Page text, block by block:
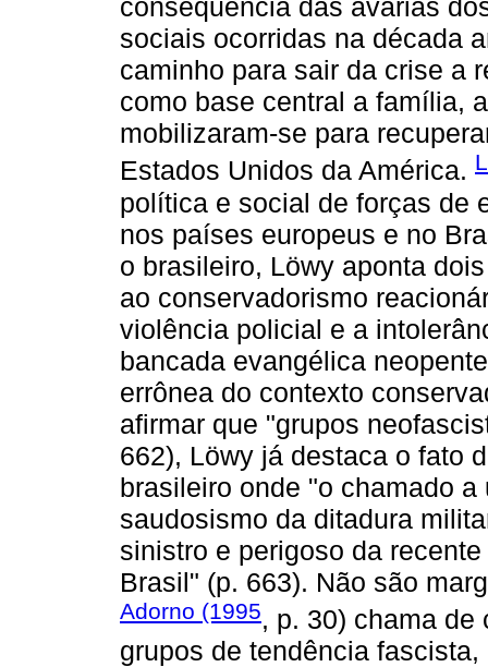
consequência das avarias
sociais ocorridas na década
caminho para sair da crise a
como base central a família,
mobilizaram-se para
Estados Unidos da América.
política e social de forças de
nos países europeus e no
o brasileiro, Löwy aponta
ao conservadorismo
violência policial e a
bancada evangélica
errônea do contexto
afirmar que "grupos
662), Löwy já destaca o fato
brasileiro onde "o chamado
saudosismo da ditadura
sinistro e perigoso da
Brasil" (p. 663). Não são
Adorno (1995, p. 30) chama de
grupos de tendência